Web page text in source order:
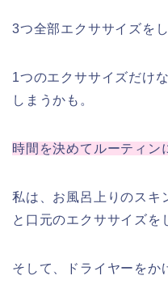
3つ全部エクササイズを
1つのエクササイズだけ
しまうかも。
時間を決めてルーティン
私は、お風呂上りのスキ
と口元のエクササイズを
そして、ドライヤーをか